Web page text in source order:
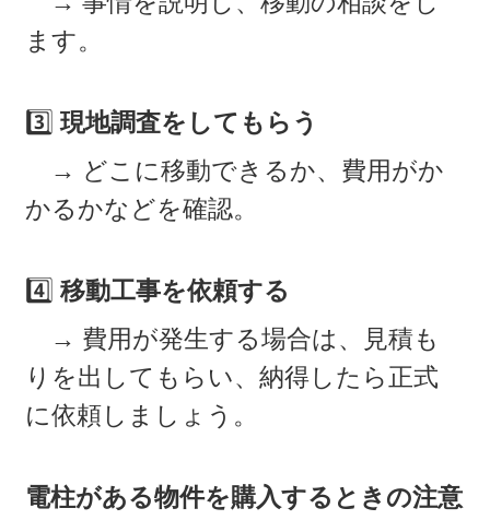
ます。
3️⃣現地調査をしてもらう
→ どこに移動できるか、費用がか
かるかなどを確認。
4️⃣移動工事を依頼する
→ 費用が発生する場合は、見積も
りを出してもらい、納得したら正式
に依頼しましょう。
電柱がある物件を購入するときの注意